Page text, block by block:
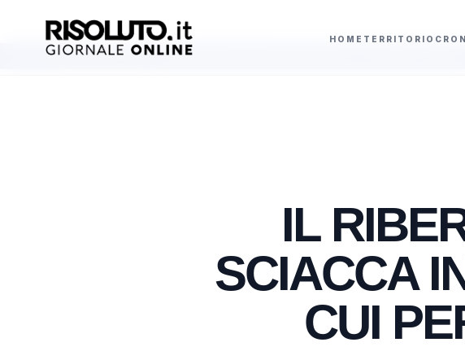
HOME TERRITORIO
AGGIORNAMENTI
l'intensità dell'eruzione ma resta alta l'attenzione: voli sospesi a Catania
IL
SCIACCA
CUI